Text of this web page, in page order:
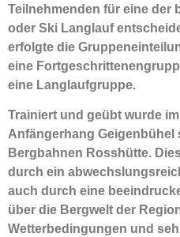
Teilnehmenden für eine der
oder Ski Langlauf
erfolgte die
eine
eine Langlaufgruppe.
Trainiert und geübt wurde
Anfängerhang Geigenbühel
Bergbahnen Rosshütte.
durch ein
auch durch eine
über die Bergwelt der
Wetterbedingungen und